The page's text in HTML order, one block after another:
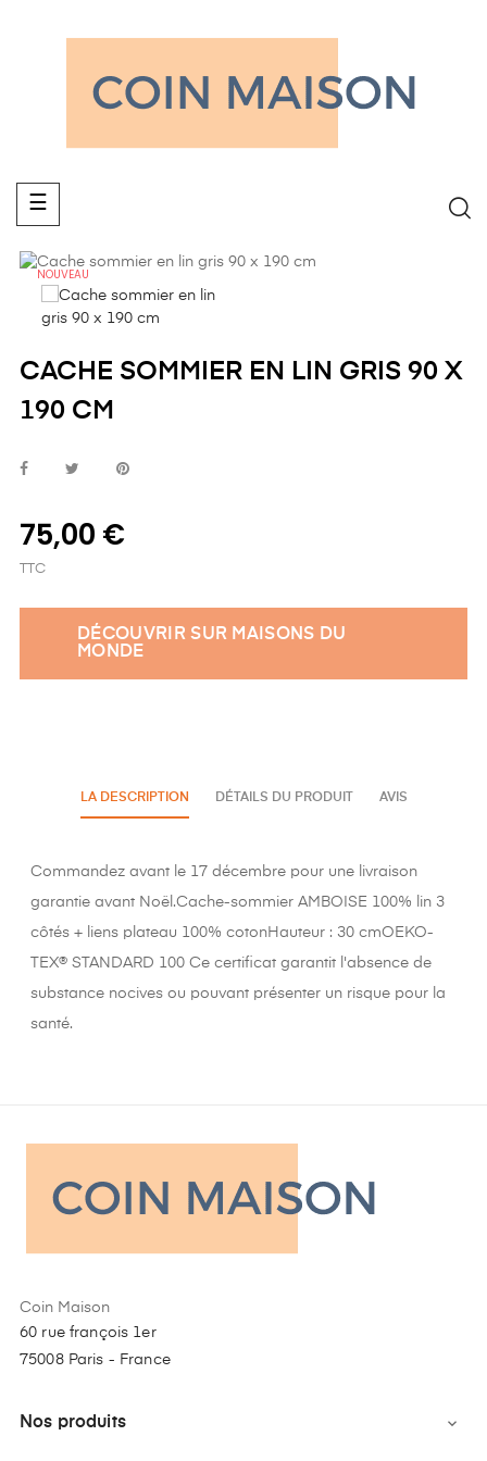
Basculer
la
navigation
☰
NOUVEAU
CACHE SOMMIER EN LIN GRIS 90 X
190 CM
75,00 €
TTC
DÉCOUVRIR SUR MAISONS DU
MONDE
LA DESCRIPTION DÉTAILS DU PRODUIT AVIS
Commandez avant le 17 décembre pour une livraison
garantie avant Noël.Cache-sommier AMBOISE 100% lin 3
côtés + liens plateau 100% cotonHauteur : 30 cmOEKO-
TEX® STANDARD 100 Ce certificat garantit l'absence de
substance nocives ou pouvant présenter un risque pour la
santé.
Coin Maison
60 rue françois 1er
75008 Paris - France
Nos produits 